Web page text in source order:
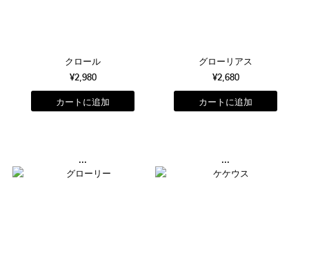
クロール
¥2,980
グローリアス
¥2,680
... ...